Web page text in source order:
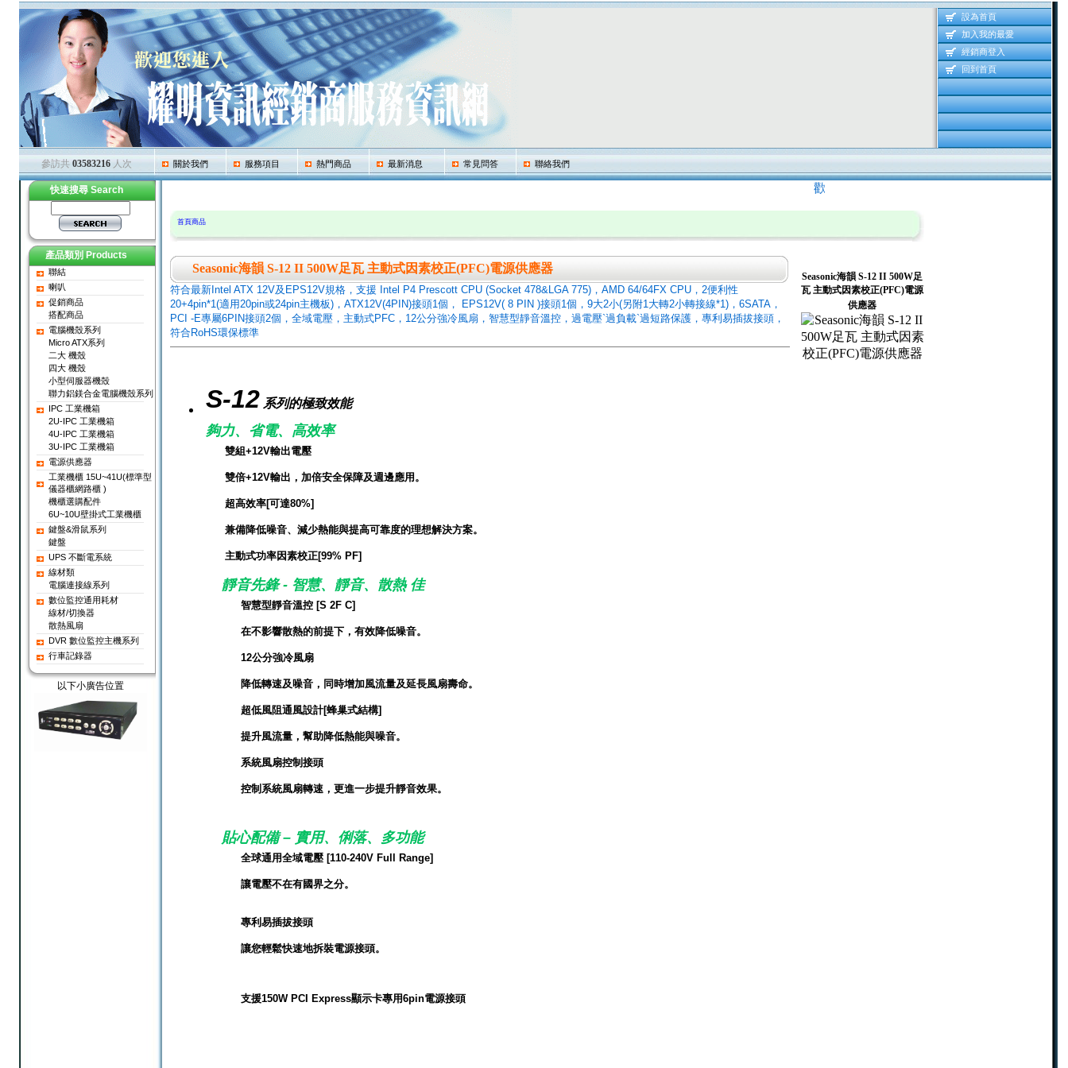
設為首頁
加入我的最愛
經銷商登入
回到首頁
參訪共 03583216人次 關於我們 服務項目 熱門商品 最新消息 常見問答 聯絡我們
快速搜尋 Search
產品類別 Products
聯結
喇叭
促銷商品
搭配商品
電腦機殼系列
Micro ATX系列
二大 機殼
四大 機殼
小型伺服器機殼
聯力鋁鎂合金電腦機殼系列
IPC 工業機箱
2U-IPC 工業機箱
4U-IPC 工業機箱
3U-IPC 工業機箱
電源供應器
工業機櫃 15U~41U(標準型
儀器櫃網路櫃 )
機櫃選購配件
6U~10U壁掛式工業機櫃
鍵盤&滑鼠系列
鍵盤
UPS 不斷電系統
線材類
電腦連接線系列
數位監控通用耗材
線材/切換器
散熱風扇
DVR 數位監控主機系列
行車記錄器
以下小廣告位置
歡迎 光臨耀明資訊 線上產品資訊網 歡迎
首頁商品
Seasonic海韻 S-12 II 500W足瓦 主動式因素校正(PFC)電源供應器
符合最新Intel ATX 12V及EPS12V規格，支援 Intel P4 Prescott CPU (Socket 478&LGA 775)，AMD 64/64FX CPU，2便利性
20+4pin*1(適用20pin或24pin主機板)，ATX12V(4PIN)接頭1個， EPS12V( 8 PIN )接頭1個，9大2小(另附1大轉2小轉接線*1)，6SATA，
PCI -E專屬6PIN接頭2個，全域電壓，主動式PFC，12公分強冷風扇，智慧型靜音溫控，過電壓`過負載`過短路保護，專利易插拔接頭，
符合RoHS環保標準
S-12 系列的極致效能
夠力、省電、高效率
雙組+12V輸出電壓
雙倍+12V輸出，加倍安全保障及週邊應用。
超高效率[可達80%]
兼備降低噪音、減少熱能與提高可靠度的理想解決方案。
主動式功率因素校正[99% PF]
靜音先鋒 - 智慧、靜音、散熱 佳
智慧型靜音溫控 [S 2F C]
在不影響散熱的前提下，有效降低噪音。
12公分強冷風扇
降低轉速及噪音，同時增加風流量及延長風扇壽命。
超低風阻通風設計[蜂巢式結構]
提升風流量，幫助降低熱能與噪音。
系統風扇控制接頭
控制系統風扇轉速，更進一步提升靜音效果。
貼心配備 – 實用、俐落、多功能
全球通用全域電壓 [110-240V Full Range]
讓電壓不在有國界之分。
專利易插拔接頭
讓您輕鬆快速地拆裝電源接頭。
支援150W PCI Express顯示卡專用6pin電源接頭
Seasonic海韻 S-12 II 500W足
瓦 主動式因素校正(PFC)電源
供應器